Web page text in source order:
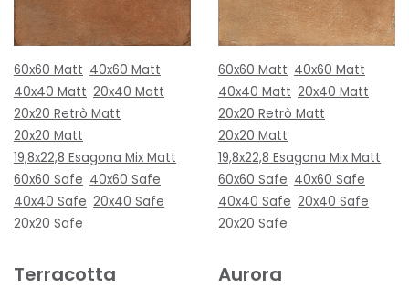
60x60 Matt 40x60 Matt
40x40 Matt 20x40 Matt
20x20 Retrò Matt
20x20 Matt
19,8x22,8 Esagona Mix Matt
60x60 Safe 40x60 Safe
40x40 Safe 20x40 Safe
20x20 Safe
60x60 Matt 40x60 Matt
40x40 Matt 20x40 Matt
20x20 Retrò Matt
20x20 Matt
19,8x22,8 Esagona Mix Matt
60x60 Safe 40x60 Safe
40x40 Safe 20x40 Safe
20x20 Safe
Terracotta Aurora